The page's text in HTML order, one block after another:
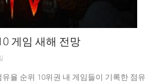
게임 새해 전망
율 순위 10위권 내 게임들이 기록한 점유